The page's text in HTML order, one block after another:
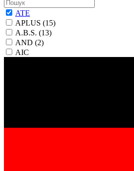
ATE
APLUS (15)
A.B.S. (13)
AND (2)
AIC